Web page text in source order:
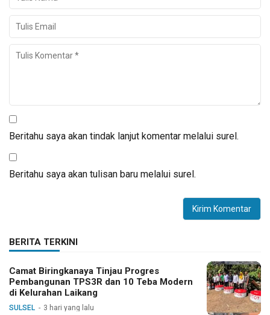
Beritahu saya akan tindak lanjut komentar melalui surel.
Beritahu saya akan tulisan baru melalui surel.
BERITA TERKINI
Camat Biringkanaya Tinjau Progres
Pembangunan TPS3R dan 10 Teba Modern
di Kelurahan Laikang
SULSEL 3 hari yang lalu